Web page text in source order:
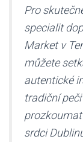
Pro
specialit
Market v
můžete
autentické
tradiční
srdci